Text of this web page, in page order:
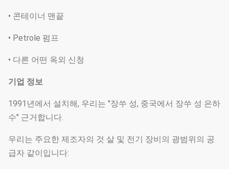
• 콘테이너 맨끝
• Petrole 펌프
• 다른 어떤 옥외 신청
기업 정보
1991년에서 설치해, 우리는 "장쑤 성, 중국에서 장쑤 성 은하
수" 근거합니다.
우리는 주요한 제조자의 것 살 및 전기 장비의 광범위의 공
급자 같이입니다: